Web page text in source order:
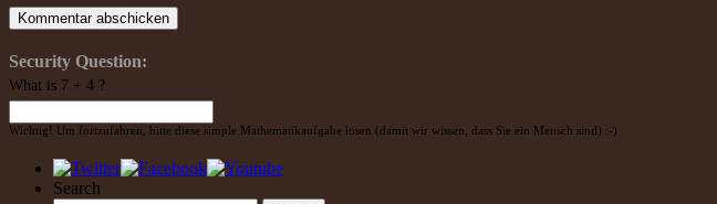
Security Question:
What is 7 + 4 ?
Wichtig! Um fortzufahren, bitte diese simple Mathematikaufgabe lösen (damit wir wissen, dass Sie ein Mensch sind) :-)
Search